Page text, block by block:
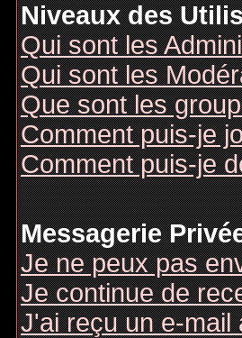
Niveaux des
Qui sont les
Qui sont les
Que sont les
Comment puis-je
Comment puis-je
Messagerie
Je ne peux pas
Je continue de
J'ai reçu un e-mail